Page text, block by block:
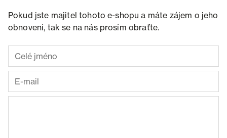
Pokud jste majitel tohoto e-shopu a máte zájem o jeho
obnovení, tak se na nás prosím obraťte.